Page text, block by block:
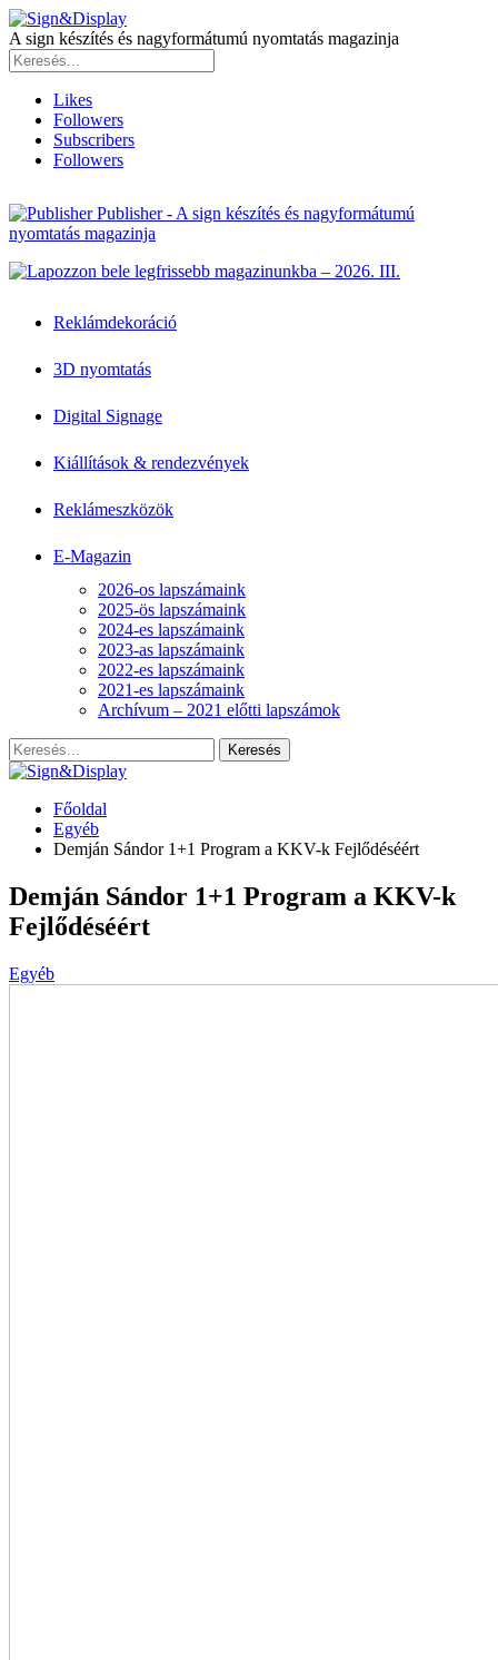
A sign készítés és nagyformátumú nyomtatás magazinja
Likes
Followers
Subscribers
Followers
Publisher - A sign készítés és nagyformátumú
nyomtatás magazinja
Reklámdekoráció
3D nyomtatás
Digital Signage
Kiállítások & rendezvények
Reklámeszközök
E-Magazin
2026-os lapszámaink
2025-ös lapszámaink
2024-es lapszámaink
2023-as lapszámaink
2022-es lapszámaink
2021-es lapszámaink
Archívum – 2021 előtti lapszámok
Főoldal
Egyéb
Demján Sándor 1+1 Program a KKV-k Fejlődéséért
Demján Sándor 1+1 Program a KKV-k
Fejlődéséért
Egyéb